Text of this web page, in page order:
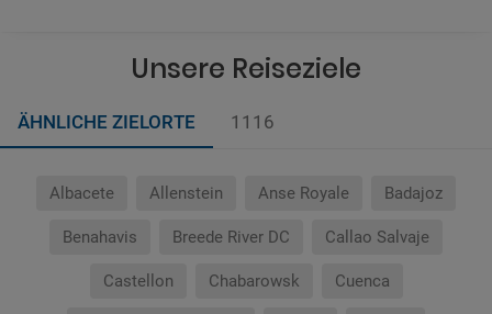
Unsere Reiseziele
ÄHNLICHE ZIELORTE 1116
Albacete Allenstein Anse Royale Badajoz
Benahavis Breede River DC Callao Salvaje
Castellon Chabarowsk Cuenca